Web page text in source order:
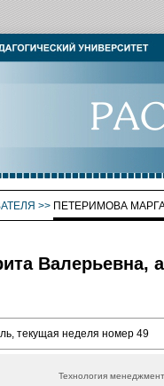
>> ПЕТЕРИМОВА
Валерьевна,
текущая неделя номер 49
Технология